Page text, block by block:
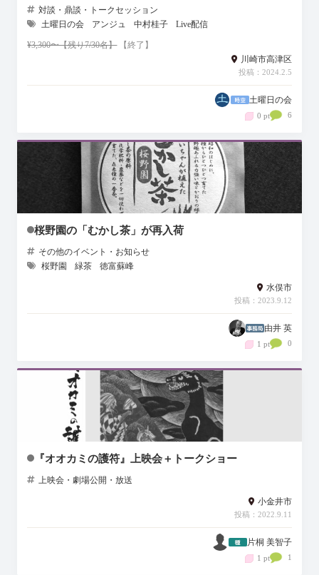
対談・鼎談・トークセッション
土曜日の会
アンジュ 中村桂子 Live配信
¥3,300〜【残り7/30名】【終了】
川崎市高津区
投稿：2024.2.5
土曜日の会
0 pt 6
桜野園の「むかし茶」が再入荷
その他のイベント・お知らせ
桜野園
緑茶 徳富蘇峰
水俣市
投稿：2023.9.12
由井 英
1 pt 0
『オオカミの護符』上映会＋トークショー
上映会・劇場公開・放送
小金井市
投稿：2022.9.11
片桐 美智子
1 pt 1